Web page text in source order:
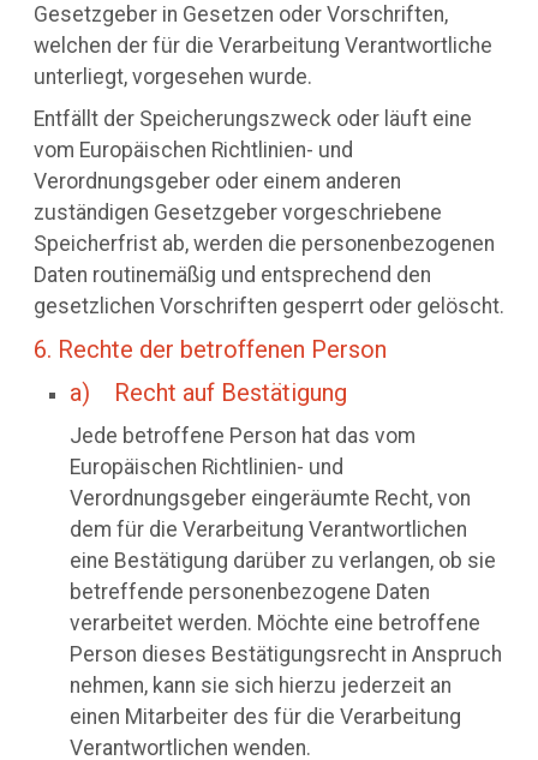
Gesetzgeber in Gesetzen oder Vorschriften,
welchen der für die Verarbeitung Verantwortliche
unterliegt, vorgesehen wurde.
Entfällt der Speicherungszweck oder läuft eine
vom Europäischen Richtlinien- und
Verordnungsgeber oder einem anderen
zuständigen Gesetzgeber vorgeschriebene
Speicherfrist ab, werden die personenbezogenen
Daten routinemäßig und entsprechend den
gesetzlichen Vorschriften gesperrt oder gelöscht.
6. Rechte der betroffenen Person
a) Recht auf Bestätigung
Jede betroffene Person hat das vom
Europäischen Richtlinien- und
Verordnungsgeber eingeräumte Recht, von
dem für die Verarbeitung Verantwortlichen
eine Bestätigung darüber zu verlangen, ob sie
betreffende personenbezogene Daten
verarbeitet werden. Möchte eine betroffene
Person dieses Bestätigungsrecht in Anspruch
nehmen, kann sie sich hierzu jederzeit an
einen Mitarbeiter des für die Verarbeitung
Verantwortlichen wenden.